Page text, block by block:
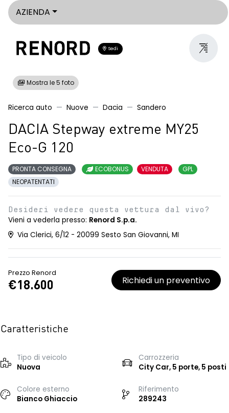
AZIENDA
Sedi
Mostra le 5 foto
Ricerca auto Nuove Dacia Sandero
DACIA Stepway extreme MY25
Eco-G 120
PRONTA CONSEGNA ECOBONUS VENDUTA
GPL
NEOPATENTATI
Desideri vedere questa vettura dal vivo?
Vieni a vederla presso: Renord S.p.a.
Via Clerici, 6/12 - 20099 Sesto San Giovanni, MI
Prezzo Renord
€18.600 Richiedi un preventivo
Caratteristiche
Tipo di veicolo
Nuova
Carrozzeria
City Car, 5 porte, 5 posti
Colore esterno
Bianco Ghiaccio
Riferimento
289243